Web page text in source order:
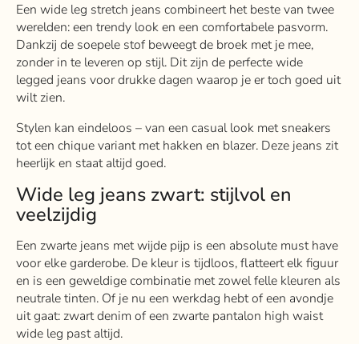
Een wide leg stretch jeans combineert het beste van twee
werelden: een trendy look en een comfortabele pasvorm.
Dankzij de soepele stof beweegt de broek met je mee,
zonder in te leveren op stijl. Dit zijn de perfecte wide
legged jeans voor drukke dagen waarop je er toch goed uit
wilt zien.
Stylen kan eindeloos – van een casual look met sneakers
tot een chique variant met hakken en blazer. Deze jeans zit
heerlijk en staat altijd goed.
Wide leg jeans zwart: stijlvol en
veelzijdig
Een zwarte jeans met wijde pijp is een absolute must have
voor elke garderobe. De kleur is tijdloos, flatteert elk figuur
en is een geweldige combinatie met zowel felle kleuren als
neutrale tinten. Of je nu een werkdag hebt of een avondje
uit gaat: zwart denim of een zwarte pantalon high waist
wide leg past altijd.